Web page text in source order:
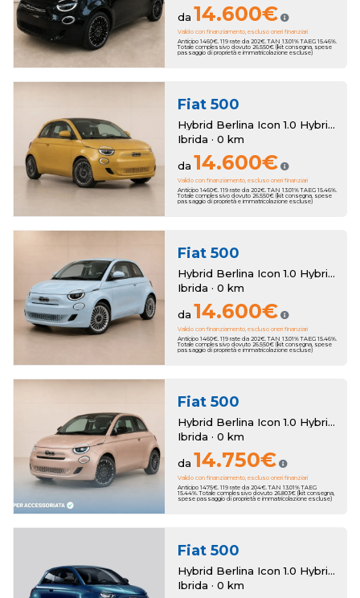
da 14.600€
Valido con finanziamento, escluso oneri finanziari
Anticipo 1460€. 119 rate da 202€. TAN 13.01% TAEG 15.46%.
Totale complessivo dovuto 26.550€ (kit consegna, spese
passaggio di proprietà e immatricolazione escluse)
Fiat 500
Hybrid Berlina Icon 1.0 Hybrid Berlina Km Zero
Ibrida · 0 km
da 14.600€
Valido con finanziamento, escluso oneri finanziari
Anticipo 1460€. 119 rate da 202€. TAN 13.01% TAEG 15.46%.
Totale complessivo dovuto 26.550€ (kit consegna, spese
passaggio di proprietà e immatricolazione escluse)
Fiat 500
Hybrid Berlina Icon 1.0 Hybrid Berlina Km Zero
Ibrida · 0 km
da 14.600€
Valido con finanziamento, escluso oneri finanziari
Anticipo 1460€. 119 rate da 202€. TAN 13.01% TAEG 15.46%.
Totale complessivo dovuto 26.550€ (kit consegna, spese
passaggio di proprietà e immatricolazione escluse)
Fiat 500
Hybrid Berlina Icon 1.0 Hybrid Berlina Km Zero
Ibrida · 0 km
da 14.750€
Valido con finanziamento, escluso oneri finanziari
Anticipo 1475€. 119 rate da 204€. TAN 13.01% TAEG
15.44%. Totale complessivo dovuto 26.803€ (kit consegna,
spese passaggio di proprietà e immatricolazione escluse)
Fiat 500
Hybrid Berlina Icon 1.0 Hybrid Berlina Km Zero
Ibrida · 0 km